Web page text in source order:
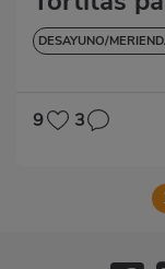
DESAYUNO/
9 3